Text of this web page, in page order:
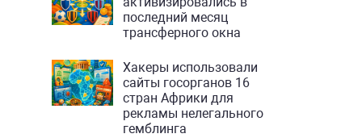
последний месяц
трансферного окна
Хакеры использовали
сайты госорганов 16
стран Африки для
рекламы нелегального
гемблинга